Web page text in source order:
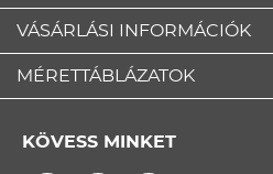
VÁSÁRLÁSI INFORMÁCIÓK
MÉRETTÁBLÁZATOK
KÖVESS MINKET